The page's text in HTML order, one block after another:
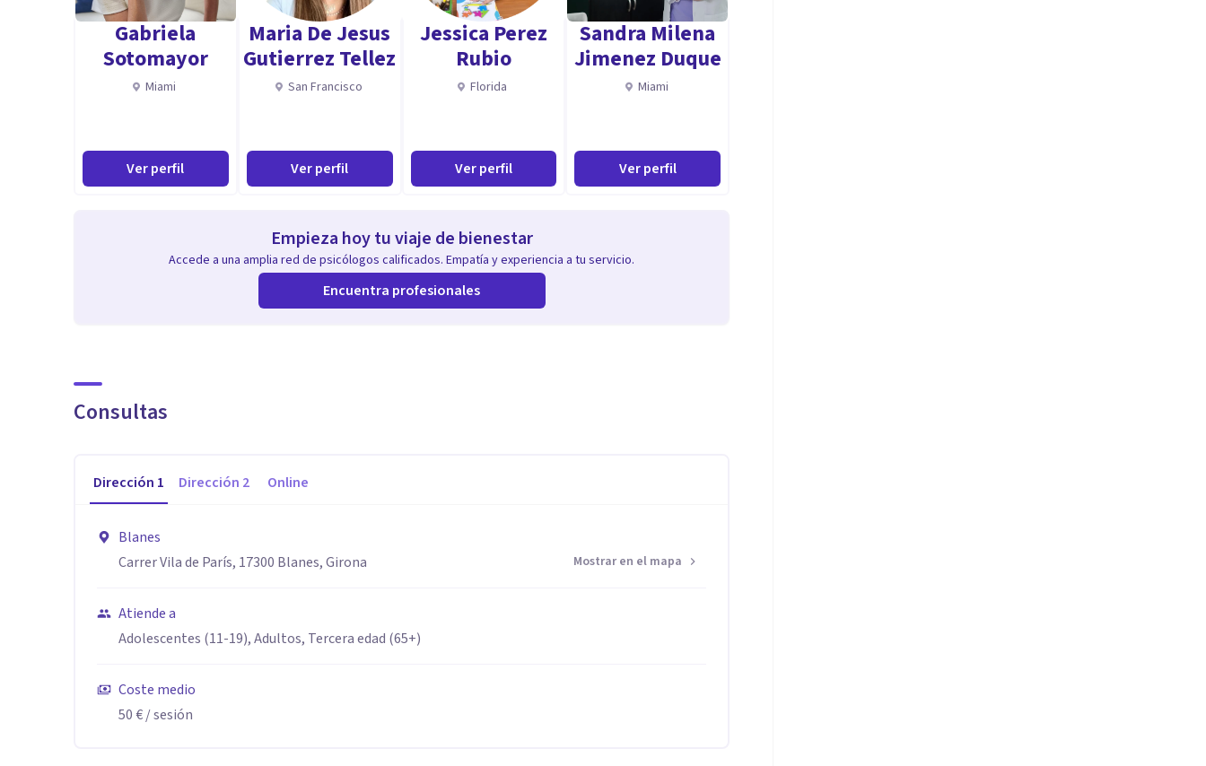
Trabajo en Blanes, Girona, en sesiones presenciales. También trabajo online y creo firmemente en la
efectividad de este tipo de aproximación, desde la seguridad del hogar del paciente.
Aptitudes
Creo que la conexión entre paciente y terapeuta es esencial: primera sesión online de 20 minutos gratis.
Gabriela
Sotomayor
Miami
Ver perfil
Maria De Jesus
Gutierrez Tellez
San Francisco
Ver perfil
Jessica Perez
Rubio
Florida
Ver perfil
Sandra Milena
Jimenez Duque
Miami
Ver perfil
Empieza hoy tu viaje de bienestar
Accede a una amplia red de psicólogos calificados. Empatía y experiencia a tu servicio.
Encuentra profesionales
Consultas
Dirección 1 Dirección 2 Online
Blanes
Carrer Vila de París, 17300 Blanes, Girona
Mostrar en el mapa
Atiende a
Adolescentes (11-19), Adultos, Tercera edad (65+)
Coste medio
50 €/ sesión